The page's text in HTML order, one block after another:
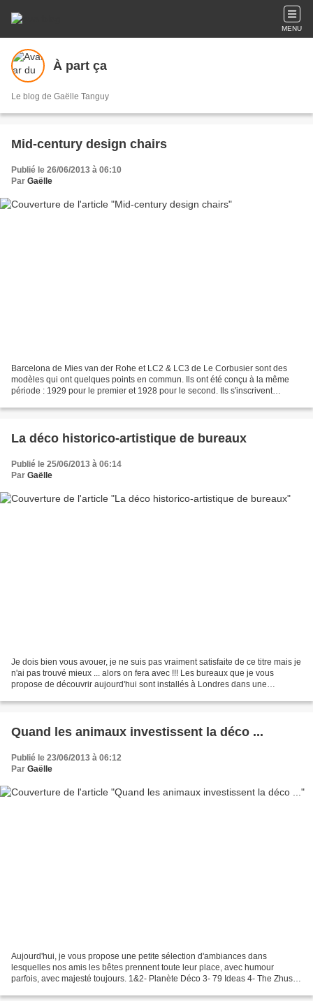
MENU
À part ça
Le blog de Gaëlle Tanguy
Mid-century design chairs
Publié le 26/06/2013 à 06:10
Par Gaëlle
Barcelona de Mies van der Rohe et LC2 & LC3 de Le Corbusier sont des
modèles qui ont quelques points en commun. Ils ont été conçu à la même
période : 1929 pour le premier et 1928 pour le second. Ils s'inscrivent
La déco historico-artistique de bureaux
Publié le 25/06/2013 à 06:14
Par Gaëlle
Je dois bien vous avouer, je ne suis pas vraiment satisfaite de ce titre mais je
n'ai pas trouvé mieux ... alors on fera avec !!! Les bureaux que je vous
propose de découvrir aujourd'hui sont installés à Londres dans une
Quand les animaux investissent la déco ...
Publié le 23/06/2013 à 06:12
Par Gaëlle
Aujourd'hui, je vous propose une petite sélection d'ambiances dans
lesquelles nos amis les bêtes prennent toute leur place, avec humour
parfois, avec majesté toujours. 1&2- Planète Déco 3- 79 Ideas 4- The Zhush